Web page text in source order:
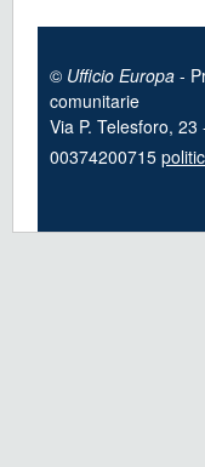
© Ufficio Europa -
comunitarie
Via P. Telesforo,
00374200715